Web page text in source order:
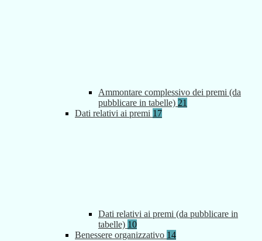
Ammontare complessivo dei premi (da
pubblicare in tabelle) 21
Dati relativi ai premi 17
Dati relativi ai premi (da pubblicare in
tabelle) 10
Benessere organizzativo 14